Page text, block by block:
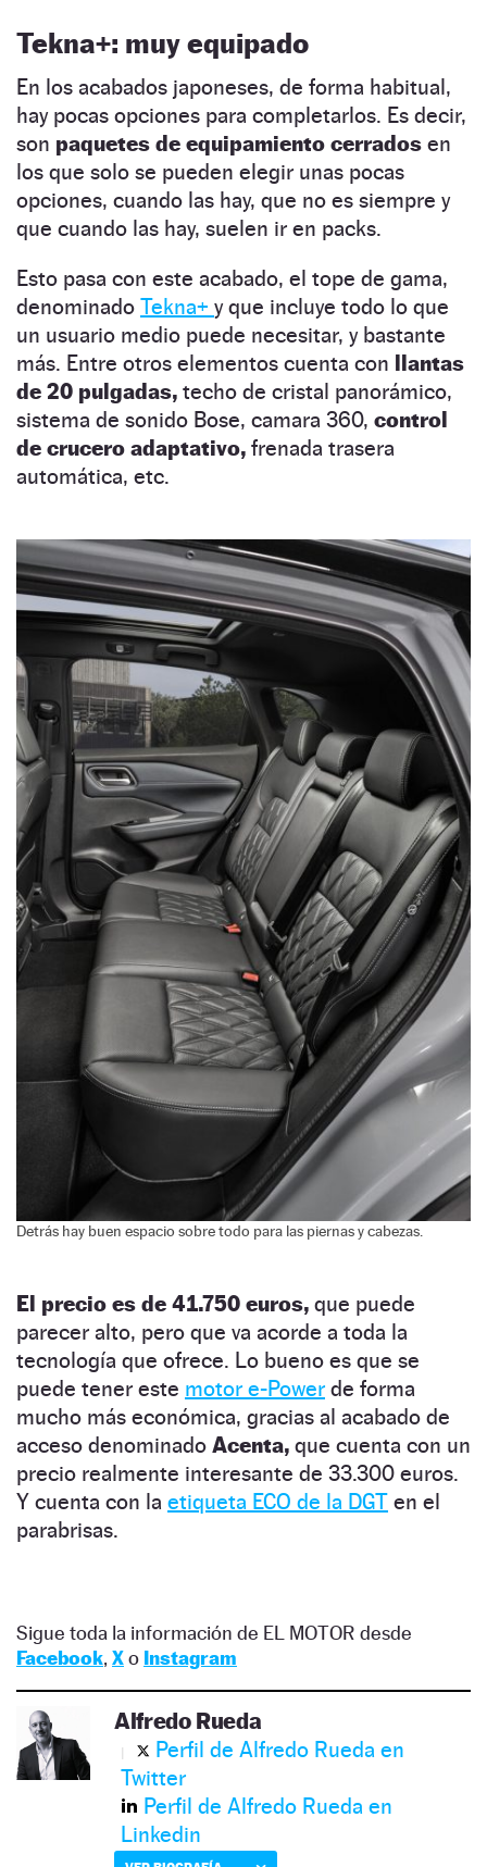
Tekna+: muy equipado
En los acabados japoneses, de forma habitual,
hay pocas opciones para completarlos. Es decir,
son paquetes de equipamiento cerrados en
los que solo se pueden elegir unas pocas
opciones, cuando las hay, que no es siempre y
que cuando las hay, suelen ir en packs.
Esto pasa con este acabado, el tope de gama,
denominado Tekna+ y que incluye todo lo que
un usuario medio puede necesitar, y bastante
más. Entre otros elementos cuenta con llantas
de 20 pulgadas, techo de cristal panorámico,
sistema de sonido Bose, camara 360, control
de crucero adaptativo, frenada trasera
automática, etc.
Detrás hay buen espacio sobre todo para las piernas y cabezas.
El precio es de 41.750 euros, que puede
parecer alto, pero que va acorde a toda la
tecnología que ofrece. Lo bueno es que se
puede tener este motor e-Power de forma
mucho más económica, gracias al acabado de
acceso denominado Acenta, que cuenta con un
precio realmente interesante de 33.300 euros.
Y cuenta con la etiqueta ECO de la DGT en el
parabrisas.
Sigue toda la información de EL MOTOR desde
Facebook, Xo Instagram
Alfredo Rueda
Perfil de Alfredo Rueda en
Twitter
Perfil de Alfredo Rueda en
Linkedin